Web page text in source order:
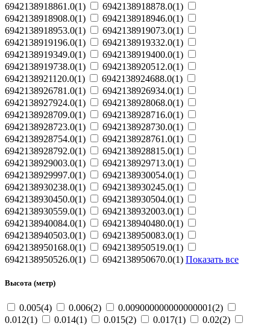
6942138918861.0(1)
6942138918878.0(1)
6942138918908.0(1)
6942138918946.0(1)
6942138918953.0(1)
6942138919073.0(1)
6942138919196.0(1)
6942138919332.0(1)
6942138919349.0(1)
6942138919400.0(1)
6942138919738.0(1)
6942138920512.0(1)
6942138921120.0(1)
6942138924688.0(1)
6942138926781.0(1)
6942138926934.0(1)
6942138927924.0(1)
6942138928068.0(1)
6942138928709.0(1)
6942138928716.0(1)
6942138928723.0(1)
6942138928730.0(1)
6942138928754.0(1)
6942138928761.0(1)
6942138928792.0(1)
6942138928815.0(1)
6942138929003.0(1)
6942138929713.0(1)
6942138929997.0(1)
6942138930054.0(1)
6942138930238.0(1)
6942138930245.0(1)
6942138930450.0(1)
6942138930504.0(1)
6942138930559.0(1)
6942138932003.0(1)
6942138940084.0(1)
6942138940480.0(1)
6942138940503.0(1)
6942138950083.0(1)
6942138950168.0(1)
6942138950519.0(1)
6942138950526.0(1)
6942138950670.0(1) Показать все
Высота (метр)
0.005(4) 0.006(2)
0.009000000000000001(2)
0.012(1)
0.014(1) 0.015(2) 0.017(1)
0.02(2)